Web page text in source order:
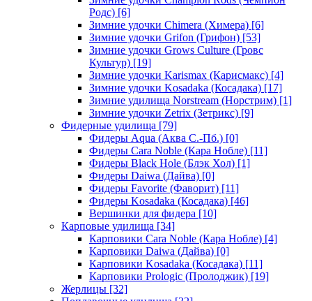
Родс) [6]
Зимние удочки Chimera (Химера) [6]
Зимние удочки Grifon (Грифон) [53]
Зимние удочки Grows Culture (Гровс
Культур) [19]
Зимние удочки Karismax (Карисмакс) [4]
Зимние удочки Kosadaka (Косадака) [17]
Зимние удилища Norstream (Норстрим) [1]
Зимние удочки Zetrix (Зетрикс) [9]
Фидерные удилища [79]
Фидеры Aqua (Аква С.-Пб.) [0]
Фидеры Cara Noble (Кара Нобле) [11]
Фидеры Black Hole (Блэк Хол) [1]
Фидеры Daiwa (Дайва) [0]
Фидеры Favorite (Фаворит) [11]
Фидеры Kosadaka (Косадака) [46]
Вершинки для фидера [10]
Карповые удилища [34]
Карповики Cara Noble (Кара Нобле) [4]
Карповики Daiwa (Дайва) [0]
Карповики Kosadaka (Косадака) [11]
Карповики Prologic (Пролоджик) [19]
Жерлицы [32]